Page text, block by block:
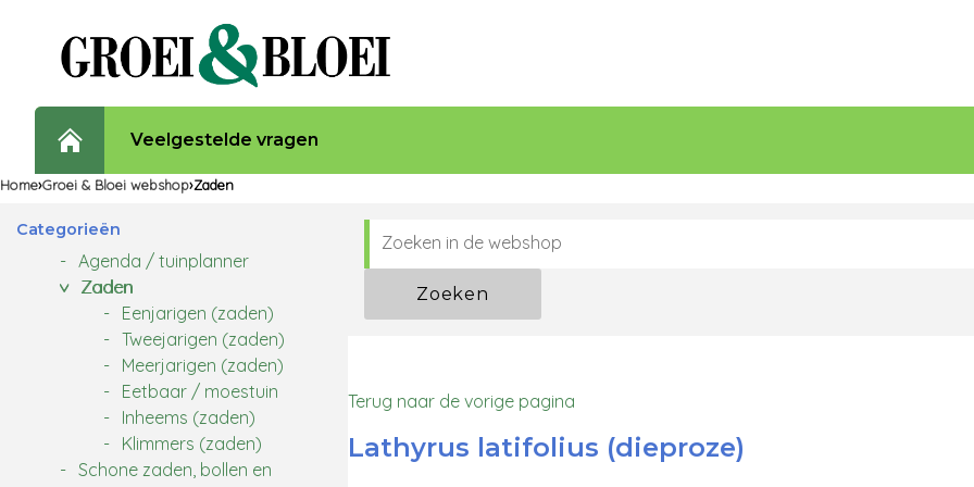
Veelgestelde vragen
Home Groei & Bloei webshop Zaden
Zoeken
Terug naar de vorige pagina
Lathyrus latifolius (dieproze)
Categorieën
Agenda / tuinplanner
Zaden
Eenjarigen (zaden)
Tweejarigen (zaden)
Meerjarigen (zaden)
Eetbaar / moestuin
Inheems (zaden)
Klimmers (zaden)
Schone zaden, bollen en